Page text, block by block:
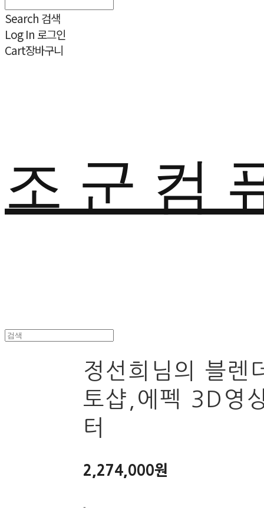
Search 검색
Log In 로그인
Cart장바구니
조 군 컴
정선희님의 블렌
토샵,에펙 3D영
터
2,274,000원
-